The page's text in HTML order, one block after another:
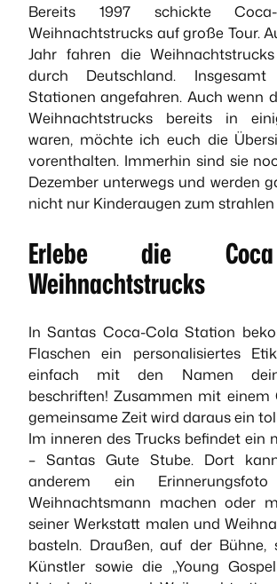
Bereits 1997 schickte
Weihnachtstrucks auf große Tour.
Jahr fahren die
durch Deutschland.
Stationen angefahren. Auch wenn
Weihnachtstrucks bereits in
waren, möchte ich euch die
vorenthalten. Immerhin sind sie
Dezember unterwegs und werden
nicht nur Kinderaugen zum
Erlebe die
Weihnachtstrucks
In Santas Coca-Cola Station
Flaschen ein personalisiertes
einfach mit den Namen
beschriften! Zusammen mit einem
gemeinsame Zeit wird daraus ein
Im inneren des Trucks befindet ein
– Santas Gute Stube. Dort
anderem ein
Weihnachtsmann machen oder
seiner Werkstatt malen und
basteln. Draußen, auf der Bühne,
Künstler sowie die „Young